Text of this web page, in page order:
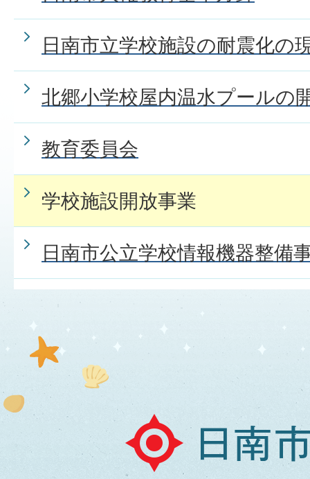
日南市立学校施設の耐震化の
北郷小学校屋内温水プールの
教育委員会
学校施設開放事業
日南市公立学校情報機器整備
日
南